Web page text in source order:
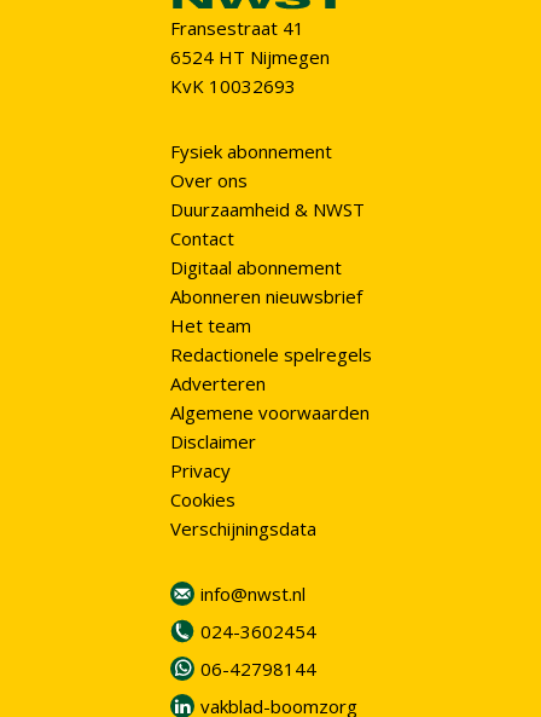
Fransestraat 41
6524 HT Nijmegen
KvK 10032693
Fysiek abonnement
Over ons
Duurzaamheid & NWST
Contact
Digitaal abonnement
Abonneren nieuwsbrief
Het team
Redactionele spelregels
Adverteren
Algemene voorwaarden
Disclaimer
Privacy
Cookies
Verschijningsdata
info@nwst.nl
024-3602454
06-42798144
vakblad-boomzorg